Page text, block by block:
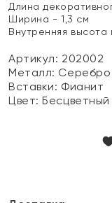
Длина
Ширина - 1,3 см
Внутренняя
Артикул: 202002
Металл: Серебро
Вставки: Фианит
Цвет:Бесцветный